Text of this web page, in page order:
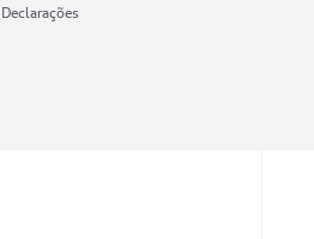
Declarações